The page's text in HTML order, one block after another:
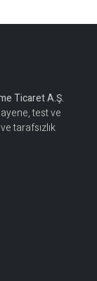
Ticaret A.Ş.
test ve
tarafsızlık